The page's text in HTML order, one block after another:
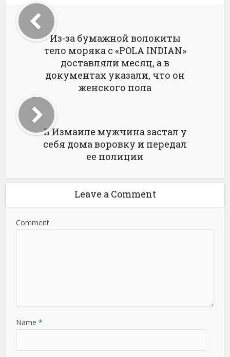
Из-за бумажной волокиты
тело моряка с «POLA INDIAN»
доставляли месяц, а в
документах указали, что он
женского пола
В Измаиле мужчина застал у
себя дома воровку и передал
ее полиции
Leave a Comment
Comment
Name *